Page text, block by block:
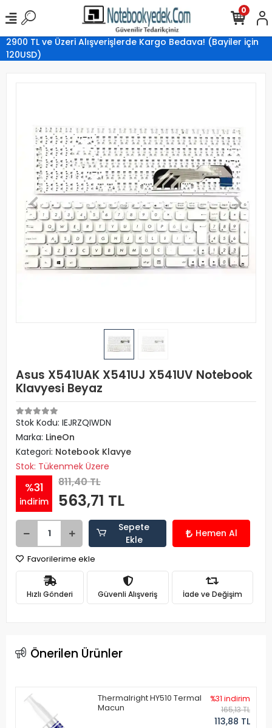
2900 TL ve Üzeri Alışverişlerde Kargo Bedava! (Bayiler için
120USD)
0
Asus X541UAK X541UJ X541UV Notebook
Klavyesi Beyaz
Stok Kodu: IEJRZQIWDN
Marka: LineOn
Kategori: Notebook Klavye
Stok: Tükenmek Üzere
%31
indirim
811,40 TL
563,71 TL
Sepete
Ekle
Hemen Al
Favorilerime ekle
Hızlı Gönderi Güvenli Alışveriş İade ve Değişim
Önerilen Ürünler
Thermalright HY510 Termal
Macun
%31 indirim
165,13 TL
113,88 TL